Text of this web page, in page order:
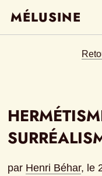
MÉLUSINE
par Henri Béhar, le